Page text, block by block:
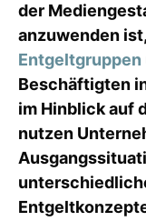
der
anzuwenden
Entgeltgruppen
Beschäftigten
im Hinblick auf
nutzen